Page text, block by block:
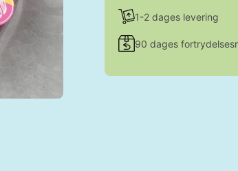
1-2 dages levering
90 dages